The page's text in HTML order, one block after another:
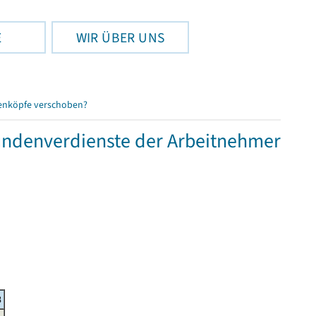
WIR ÜBER UNS
verschoben?
der Arbeitnehmer